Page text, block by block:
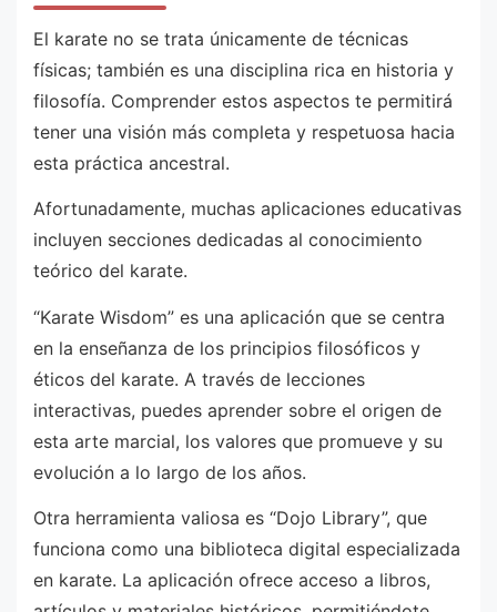
El karate no se trata únicamente de técnicas
físicas; también es una disciplina rica en historia y
filosofía. Comprender estos aspectos te permitirá
tener una visión más completa y respetuosa hacia
esta práctica ancestral.
Afortunadamente, muchas aplicaciones educativas
incluyen secciones dedicadas al conocimiento
teórico del karate.
“Karate Wisdom” es una aplicación que se centra
en la enseñanza de los principios filosóficos y
éticos del karate. A través de lecciones
interactivas, puedes aprender sobre el origen de
esta arte marcial, los valores que promueve y su
evolución a lo largo de los años.
Otra herramienta valiosa es “Dojo Library”, que
funciona como una biblioteca digital especializada
en karate. La aplicación ofrece acceso a libros,